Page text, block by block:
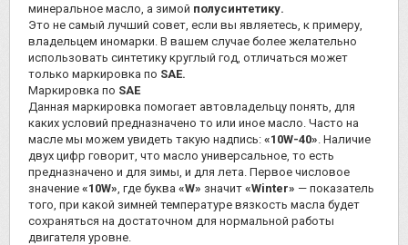
минеральное масло, а зимой полусинтетику.
Это не самый лучший совет, если вы являетесь, к примеру,
владельцем иномарки. В вашем случае более желательно
использовать синтетику круглый год, отличаться может
только маркировка по SAE.
Маркировка по SAE
Данная маркировка помогает автовладельцу понять, для
каких условий предназначено то или иное масло. Часто на
масле мы можем увидеть такую надпись: «10W-40» . Наличие
двух цифр говорит, что масло универсальное, то есть
предназначено и для зимы, и для лета. Первое числовое
значение «10W» , где буква «W» значит «Winter» — показатель
того, при какой зимней температуре вязкость масла будет
сохраняться на достаточном для нормальной работы
двигателя уровне.